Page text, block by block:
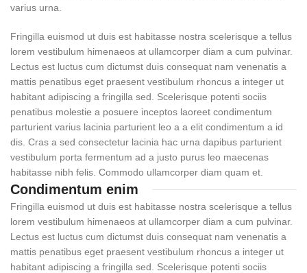
varius urna.
Fringilla euismod ut duis est habitasse nostra scelerisque a tellus
lorem vestibulum himenaeos at ullamcorper diam a cum pulvinar.
Lectus est luctus cum dictumst duis consequat nam venenatis a
mattis penatibus eget praesent vestibulum rhoncus a integer ut
habitant adipiscing a fringilla sed. Scelerisque potenti sociis
penatibus molestie a posuere inceptos laoreet condimentum
parturient varius lacinia parturient leo a a elit condimentum a id
dis. Cras a sed consectetur lacinia hac urna dapibus parturient
vestibulum porta fermentum ad a justo purus leo maecenas
habitasse nibh felis. Commodo ullamcorper diam quam et.
Condimentum enim
Fringilla euismod ut duis est habitasse nostra scelerisque a tellus
lorem vestibulum himenaeos at ullamcorper diam a cum pulvinar.
Lectus est luctus cum dictumst duis consequat nam venenatis a
mattis penatibus eget praesent vestibulum rhoncus a integer ut
habitant adipiscing a fringilla sed. Scelerisque potenti sociis